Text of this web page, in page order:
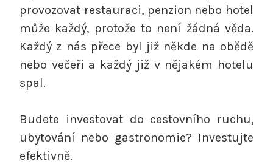
provozovat restauraci, penzion nebo hotel
může každý, protože to není žádná věda.
Každý z nás přece byl již někde na obědě
nebo večeři a každý již v nějakém hotelu
spal.
Budete investovat do cestovního ruchu,
ubytování nebo gastronomie? Investujte
efektivně.